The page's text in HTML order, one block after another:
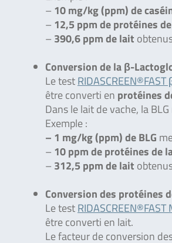
– 10 mg/kg (ppm) de
– 12,5 ppm de protéines
– 390,6 ppm de lait
Conversion de la β-
Le test
être converti en protéines
Dans le lait de vache, la
Exemple :
– 1 mg/kg (ppm) de BLG
– 10 ppm de protéines de
– 312,5 ppm de lait
Conversion des protéines
Le test
être converti en lait.
Le facteur de conversion